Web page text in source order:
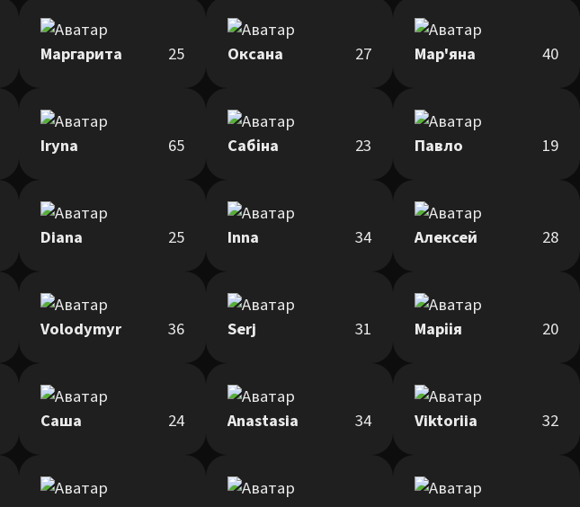
Маргарита 25 Оксана 27 Мар'яна 40
Iryna 65 Сабіна 23 Павло 19
Diana 25 Inna 34 Алексей 28
Volodymyr 36 Serj 31 Маріія 20
Саша 24 Anastasia 34 Viktoriia 32